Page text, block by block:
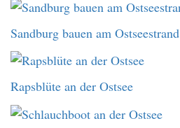
Sandburg bauen am Ostseestrand
Rapsblüte an der Ostsee